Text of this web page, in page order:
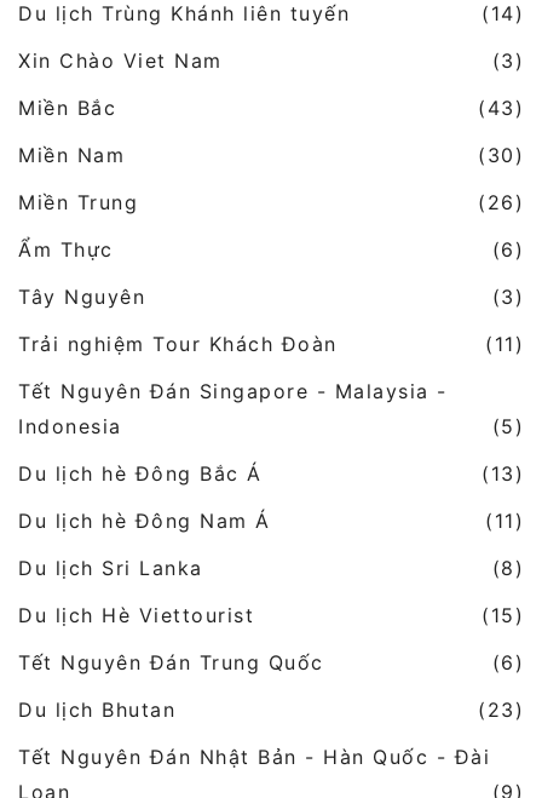
Du lịch Trùng Khánh liên tuyến
(14)
Xin Chào Viet Nam
(3)
Miền Bắc
(43)
Miền Nam
(30)
Miền Trung
(26)
Ẩm Thực
(6)
Tây Nguyên
(3)
Trải nghiệm Tour Khách Đoàn
(11)
Tết Nguyên Đán Singapore - Malaysia -
Indonesia
(5)
Du lịch hè Đông Bắc Á
(13)
Du lịch hè Đông Nam Á
(11)
Du lịch Sri Lanka
(8)
Du lịch Hè Viettourist
(15)
Tết Nguyên Đán Trung Quốc
(6)
Du lịch Bhutan
(23)
Tết Nguyên Đán Nhật Bản - Hàn Quốc - Đài
Loan
(9)